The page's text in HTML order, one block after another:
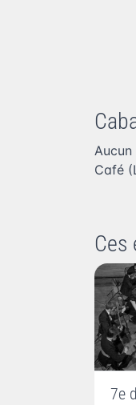
Café
Ces
7e